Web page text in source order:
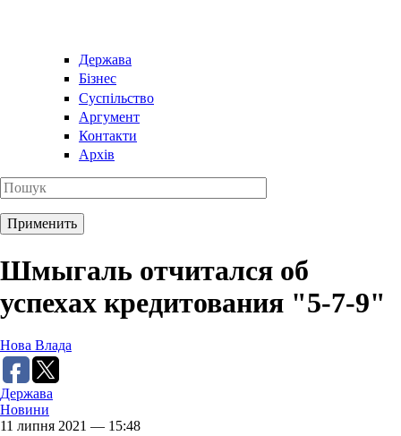
Держава
Бізнес
Суспільство
Аргумент
Контакти
Архів
Шмыгаль отчитался об
успехах кредитования "5-7-9"
Нова Влада
Держава
Новини
11 липня 2021 — 15:48